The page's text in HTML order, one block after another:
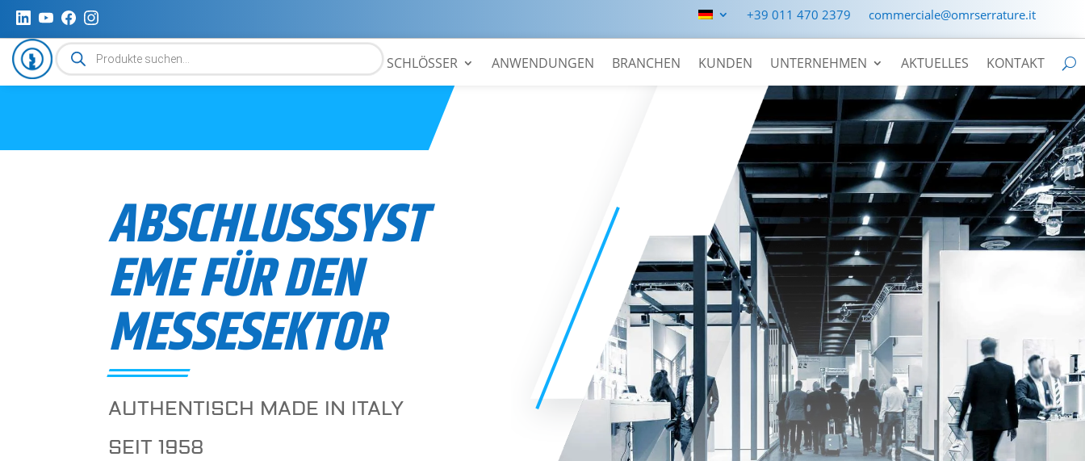
+39 011 470 2379 commerciale@omrserrature.it
Produktsuche
SCHLÖSSER ANWENDUNGEN BRANCHEN KUNDEN UNTERNEHMEN AKTUELLES KONTAKT
ABSCHLUSSSYST
EME FÜR DEN
MESSESEKTOR
AUTHENTISCH MADE IN ITALY
SEIT 1958